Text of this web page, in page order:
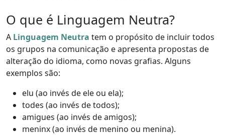
O que é Linguagem Neutra?
A Linguagem Neutra tem o propósito de incluir todos
os grupos na comunicação e apresenta propostas de
alteração do idioma, como novas grafias. Alguns
exemplos são:
elu (ao invés de ele ou ela);
todes (ao invés de todos);
amigues (ao invés de amigos);
meninx (ao invés de menino ou menina).